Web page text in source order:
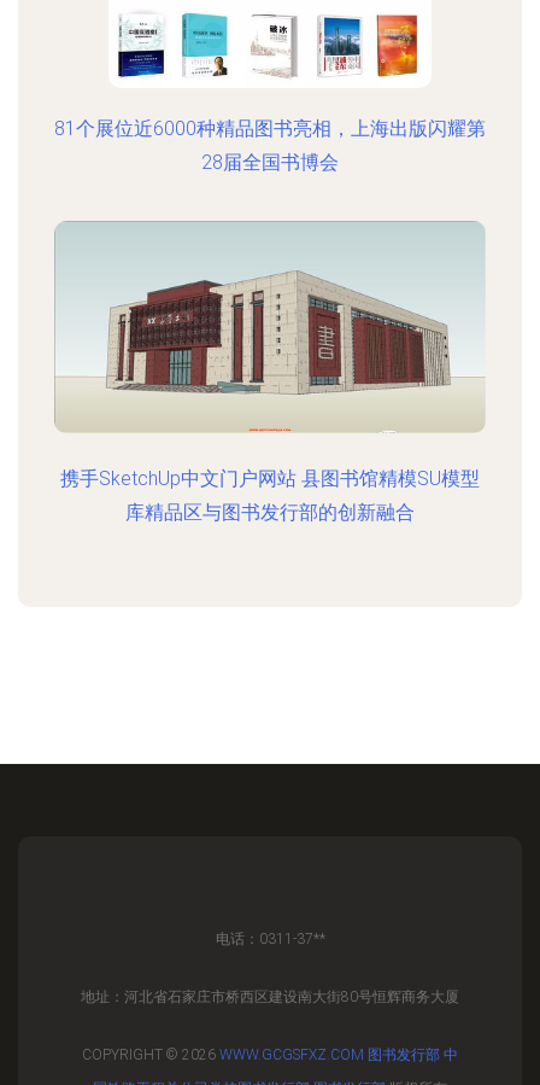
81个展位近6000种精品图书亮相，上海出版闪耀第
28届全国书博会
携手SketchUp中文门户网站 县图书馆精模SU模型
库精品区与图书发行部的创新融合
电话：0311-37**
地址：河北省石家庄市桥西区建设南大街80号恒辉商务大厦
COPYRIGHT © 2026 WWW.GCGSFXZ.COM 图书发行部 中